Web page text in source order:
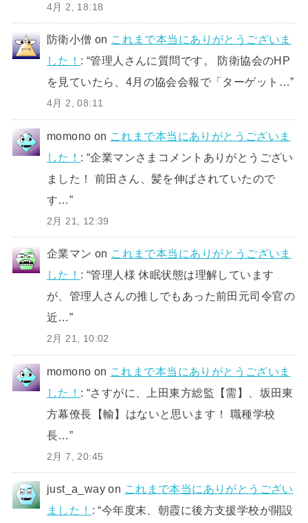
4月 2, 18:18
防衛小僧 on これまで本当にありがとうございま
した！ : “管理人さんに質問です。 防衛協会のHP
を見ていたら、4月の協会会報で「ターゲット…”
4月 2, 08:11
momono on これまで本当にありがとうございま
した！ : “企業マンさまコメントありがとうござい
ました！ 前田さん、髪を伸ばされていたので
す…”
2月 21, 12:39
企業マン on これまで本当にありがとうございま
した！ : “管理人様 休眠状態は理解しています
が、管理人さんの推しでもあった前田元司令官の
近…”
2月 21, 10:02
momono on これまで本当にありがとうございま
した！ : “さすがに、上田東方総監【需】、坂田東
方幕僚長【輸】はないと思います！ 職種学校
長…”
2月 7, 20:45
just_a_way on これまで本当にありがとうござい
ました！ : “今年度末、朝霞に後方支援学校が開設